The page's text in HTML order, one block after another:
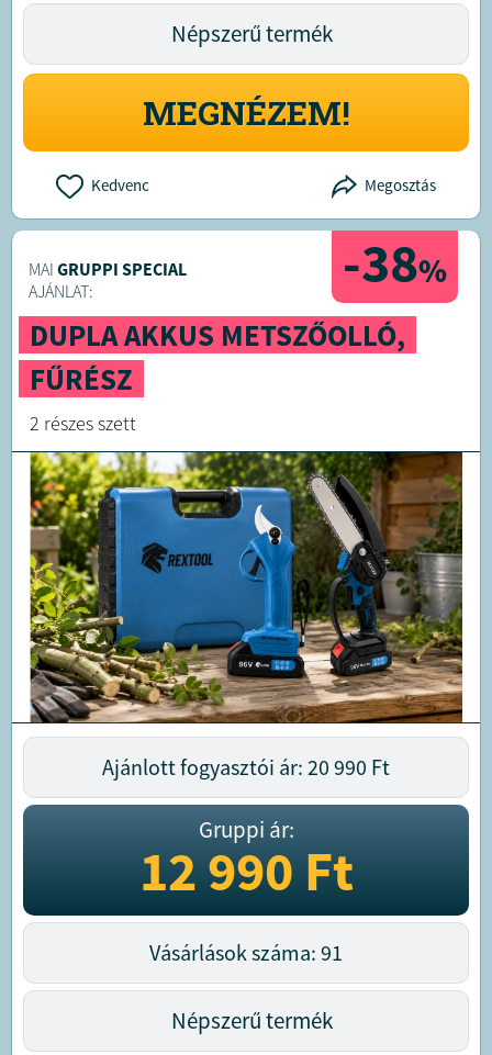
Népszerű termék
MEGNÉZEM!
Kedvenc Megosztás
-38%
MAI GRUPPI SPECIAL
AJÁNLAT:
DUPLA AKKUS METSZŐOLLÓ,
FŰRÉSZ
2 részes szett
Ajánlott fogyasztói ár: 20 990 Ft
Gruppi ár:
12 990Ft
Vásárlások száma: 91
Népszerű termék